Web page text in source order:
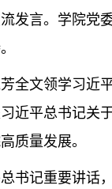
发言。 学院党
全文领学习近
近平总书记关
质量发展。
书记重要讲话